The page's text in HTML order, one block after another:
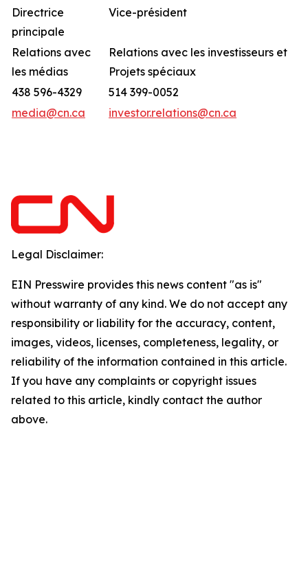
Directrice
principale
Vice-président
Relations avec
les médias
Relations avec les investisseurs et
Projets spéciaux
438 596-4329
514 399-0052
media@cn.ca
investor.relations@cn.ca
Legal Disclaimer:
EIN Presswire provides this news content "as is"
without warranty of any kind. We do not accept any
responsibility or liability for the accuracy, content,
images, videos, licenses, completeness, legality, or
reliability of the information contained in this article.
If you have any complaints or copyright issues
related to this article, kindly contact the author
above.